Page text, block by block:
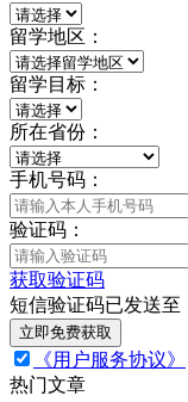
留学地区：
留学目标：
所在省份：
手机号码：
验证码：
获取验证码
短信验证码已发送至
立即免费获取
《用户服务协议》
热门文章